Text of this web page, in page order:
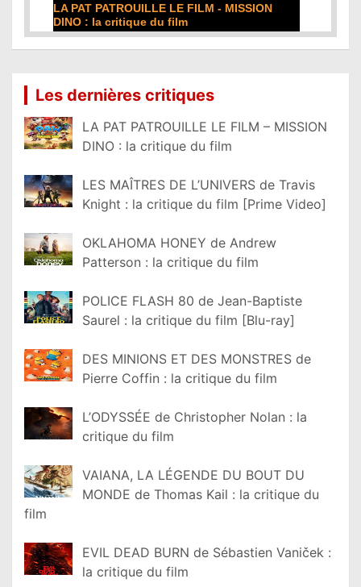
LA PAT PATROUILLE LE FILM - MISSION
DINO : la critique du film
Les dernières critiques
LA PAT PATROUILLE LE FILM – MISSION
DINO : la critique du film
LES MAÎTRES DE L’UNIVERS de Travis
Knight : la critique du film [Prime Video]
OKLAHOMA HONEY de Andrew
Patterson : la critique du film
POLICE FLASH 80 de Jean-Baptiste
Saurel : la critique du film [Blu-ray]
DES MINIONS ET DES MONSTRES de
Pierre Coffin : la critique du film
L’ODYSSÉE de Christopher Nolan : la
critique du film
VAIANA, LA LÉGENDE DU BOUT DU
MONDE de Thomas Kail : la critique du
film
EVIL DEAD BURN de Sébastien Vaniček :
la critique du film